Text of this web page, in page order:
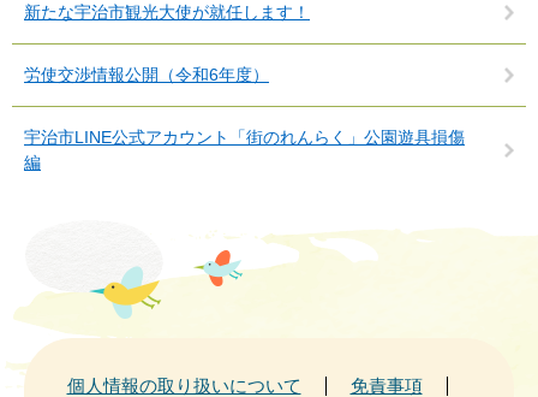
新たな宇治市観光大使が就任します！
労使交渉情報公開（令和6年度）
宇治市LINE公式アカウント「街のれんらく」公園遊具損傷
編
個人情報の取り扱いについて
免責事項